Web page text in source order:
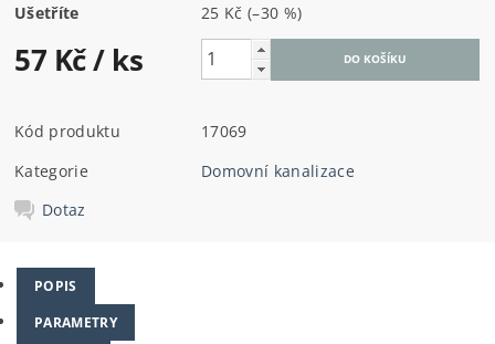
Ušetříte 25 Kč(–30 %)
57 Kč/ ks
Kód produktu
17069
Kategorie
Domovní kanalizace
Dotaz
POPIS
PARAMETRY